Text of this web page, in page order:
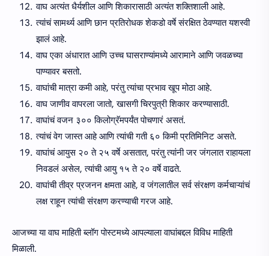
वाघ अत्यंत धैर्यशील आणि शिकारासाठी अत्यंत शक्तिशाली आहे.
त्यांचं सामर्थ्य आणि छान प्रतिरोधक शेकडो वर्षे संरक्षित ठेवण्यात यशस्वी
झालं आहे.
वाघ एका अंधारात आणि उच्च घासराण्यांमध्ये आरामाने आणि जवळच्या
पाण्यावर बसतो.
वाघांची मात्रा कमी आहे, परंतु त्यांचा प्रभाव खूप मोठा आहे.
वाघ जाणीव वापरला जातो, खासगी चिरपुत्री शिकार करण्यासाठी.
वाघांचं वजन ३०० किलोग्रॅमपर्यंत पोचणारं असतं.
त्यांचं वेग जास्त आहे आणि त्यांची गती ६० किमी प्रतिमिनिट असते.
वाघांचं आयुस २० ते २५ वर्षे असतात, परंतु त्यांनी जर जंगलात राहायला
निवडलं असेल, त्यांची आयु १५ ते २० वर्षे वाढते.
वाघांची तीव्र प्रजनन क्षमता आहे, व जंगलातील सर्व संरक्षण कर्मचाऱ्यांचं
लक्ष राहून त्यांची संरक्षण करण्याची गरज आहे.
आजच्या या वाघ माहिती ब्लॉग पोस्टमध्ये आपल्याला वाघांबद्दल विविध माहिती
मिळाली.